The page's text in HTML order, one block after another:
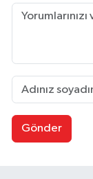
Gönder